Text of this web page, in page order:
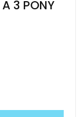
A 3 PONY